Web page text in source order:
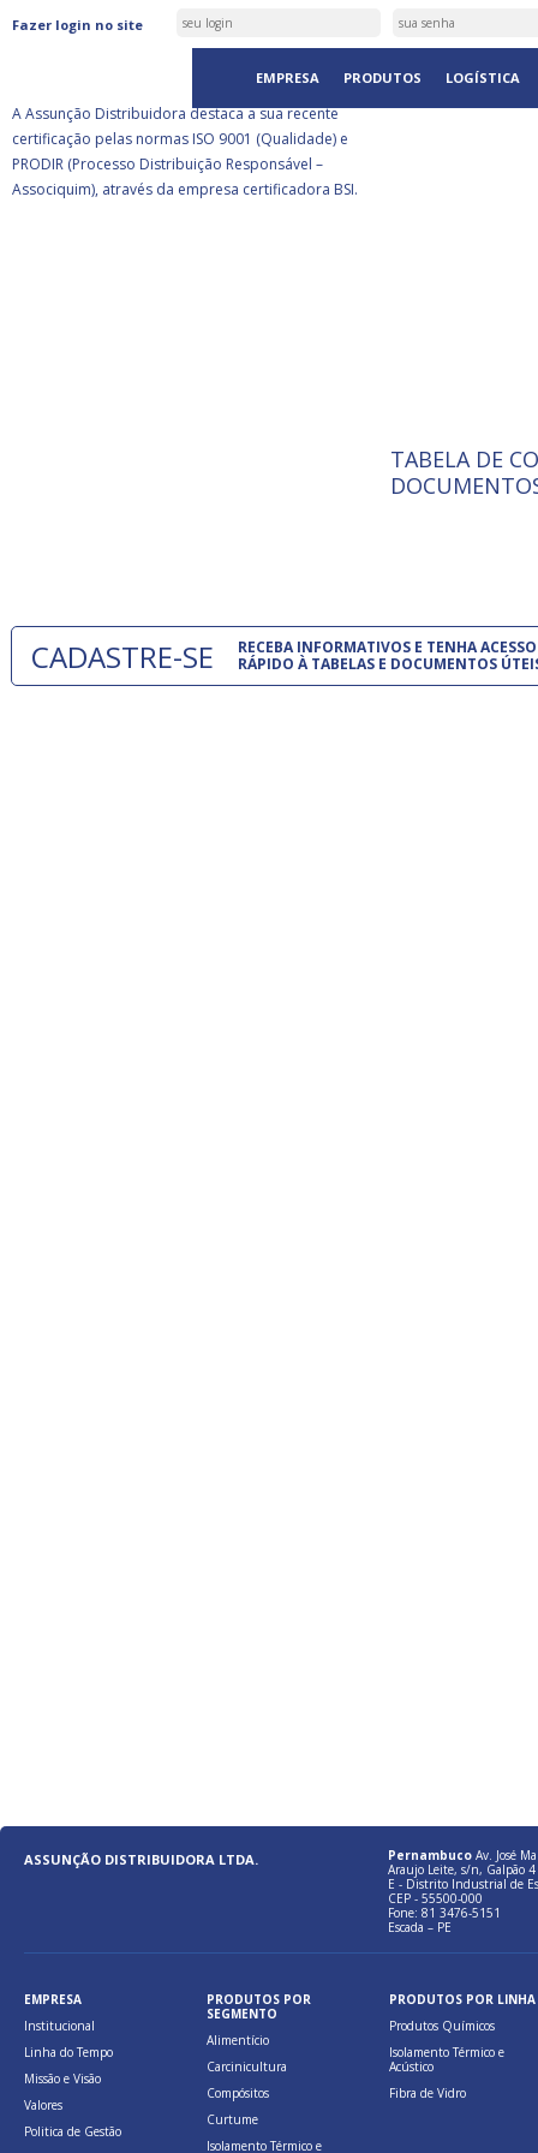
Fazer login no site
EMPRESA PRODUTOS LOGÍSTICA
ASSUNÇÃO DISTRIBUIDORA É
CERTIFICADA PELA BSI
A Assunção Distribuidora destaca a sua recente
certificação pelas normas ISO 9001 (Qualidade) e
PRODIR (Processo Distribuição Responsável –
Associquim), através da empresa certificadora BSI.
ISO 9001:
A
TABELA DE
CADASTRE-SE
RECEBA INFORMATIVOS E TENHA ACESSO
RÁPIDO À TABELAS E DOCUMENTOS
ASSUNÇÃO DISTRIBUIDORA LTDA. Pernambuco Av. José
Araujo Leite, s/n, Galpão 4
E - Distrito Industrial de
CEP - 55500-000
Fone: 81 3476-5151
Escada – PE
EMPRESA
Institucional
Linha do Tempo
Missão e Visão
Valores
Politica de Gestão
PRODUTOS POR
SEGMENTO
Alimentício
Carcinicultura
Compósitos
Curtume
Isolamento Térmico e
PRODUTOS POR LINHA
Produtos Químicos
Isolamento Térmico e
Acústico
Fibra de Vidro